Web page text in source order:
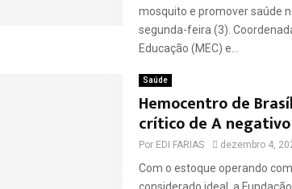
mosquito e promover saúde
segunda-feira (3).
Educação (MEC) e...
Saúde
Hemocentro de
crítico de A negativo
Por EDI FARIAS dezembro 4,
Com o estoque operando
considerado ideal, a